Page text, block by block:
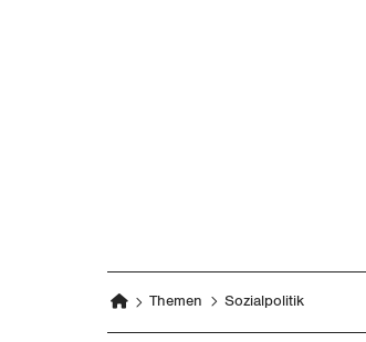
Themen Sozialpolitik